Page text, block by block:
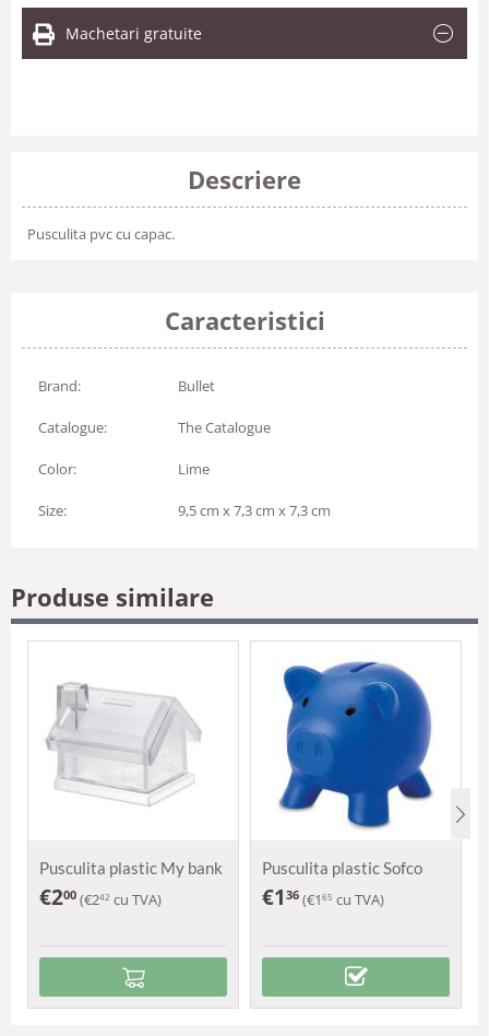
Machetari gratuite
Descriere
Pusculita pvc cu capac.
Caracteristici
Brand: Bullet
Catalogue: The Catalogue
Color: Lime
Size: 9,5 cm x 7,3 cm x 7,3 cm
Produse similare
Pusculita plastic My bank
€200 (€242 cu TVA)
Pusculita plastic Sofco
€1 36 (€1 65 cu TVA)